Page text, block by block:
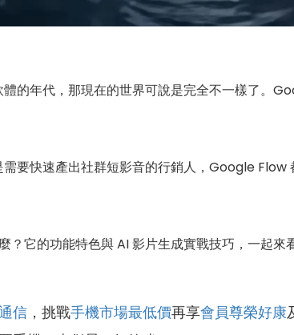
的年代，那現在的世界可說是完全不一樣了。
要快速產出社群短影音的行銷人，Google
它的功能特色與 AI 影片生成實戰技巧，一起來
信 ，挑戰手機市場最低價再享會員尊榮好康